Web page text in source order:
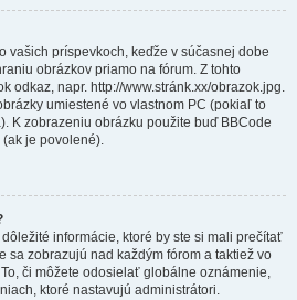
vašich príspevkoch, keďže v súčasnej dobe
obrázkov priamo na fórum. Z tohto
odkaz, napr. http://www.stránk.xx/obrazok.jpg.
umiestené vo vlastnom PC (pokiaľ to
K zobrazeniu obrázku použite buď BBCode
(ak je povolené).
informácie, ktoré by ste si mali prečítať
sa zobrazujú nad každým fórom a taktiež vo
či môžete odosielať globálne oznámenie,
ktoré nastavujú administrátori.